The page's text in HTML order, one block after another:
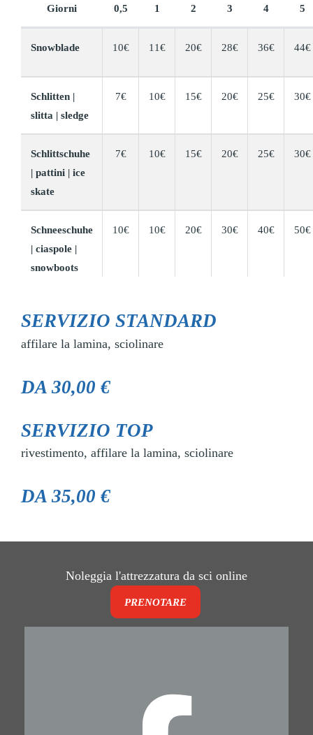
Giorni 0,5 1 2 3 4 5
Snowblade 10€ 11€ 20€ 28€ 36€ 44€
Schlitten |
slitta | sledge
7€ 10€ 15€ 20€ 25€ 30€
Schlittschuhe
| pattini | ice
skate
7€ 10€ 15€ 20€ 25€ 30€
Schneeschuhe
| ciaspole |
snowboots
10€ 10€ 20€ 30€ 40€ 50€
SERVIZIO STANDARD
affilare la lamina, sciolinare
DA 30,00 €
SERVIZIO TOP
rivestimento, affilare la lamina, sciolinare
DA 35,00 €
Noleggia l'attrezzatura da sci online
PRENOTARE